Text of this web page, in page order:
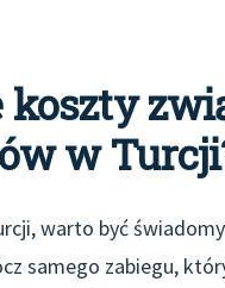
w
warto być
samego zabiegu,